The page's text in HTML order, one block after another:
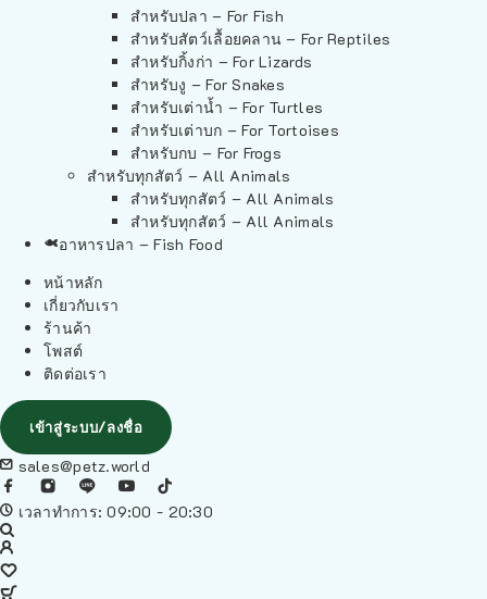
สำหรับปลา – For Fish
สำหรับสัตว์เลื้อยคลาน – For Reptiles
สำหรับกิ้งก่า – For Lizards
สำหรับงู – For Snakes
สำหรับเต่าน้ำ – For Turtles
สำหรับเต่าบก – For Tortoises
สำหรับกบ – For Frogs
สำหรับทุกสัตว์ – All Animals
สำหรับทุกสัตว์ – All Animals
สำหรับทุกสัตว์ – All Animals
อาหารปลา – Fish Food
หน้าหลัก
เกี่ยวกับเรา
ร้านค้า
โพสต์
ติดต่อเรา
เข้าสู่ระบบ/ลงชื่อ
sales@petz.world
เวลาทำการ: 09:00 - 20:30